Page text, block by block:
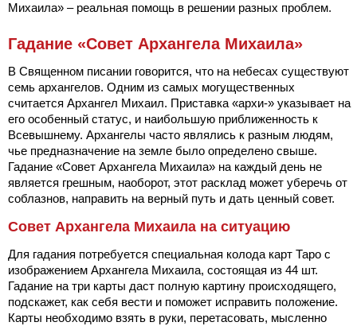
Михаила» – реальная помощь в решении разных проблем.
Гадание «Совет Архангела Михаила»
В Священном писании говорится, что на небесах существуют
семь архангелов. Одним из самых могущественных
считается Архангел Михаил. Приставка «архи-» указывает на
его особенный статус, и наибольшую приближенность к
Всевышнему. Архангелы часто являлись к разным людям,
чье предназначение на земле было определено свыше.
Гадание «Совет Архангела Михаила» на каждый день не
является грешным, наоборот, этот расклад может уберечь от
соблазнов, направить на верный путь и дать ценный совет.
Совет Архангела Михаила на ситуацию
Для гадания потребуется специальная колода карт Таро с
изображением Архангела Михаила, состоящая из 44 шт.
Гадание на три карты даст полную картину происходящего,
подскажет, как себя вести и поможет исправить положение.
Карты необходимо взять в руки, перетасовать, мысленно